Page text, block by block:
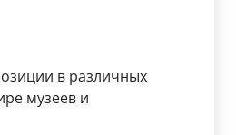
в различных
музеев и